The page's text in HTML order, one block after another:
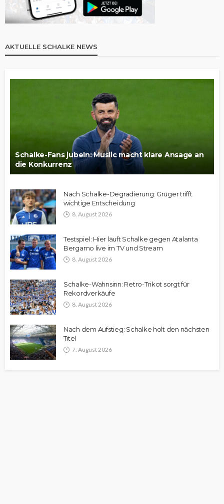
AKTUELLE SCHALKE NEWS
Schalke-Fans jubeln: Muslic macht klare Ansage an
die Konkurrenz
Nach Schalke-Degradierung: Grüger trifft
wichtige Entscheidung
8. August 2026
Testspiel: Hier läuft Schalke gegen Atalanta
Bergamo live im TV und Stream
8. August 2026
Schalke-Wahnsinn: Retro-Trikot sorgt für
Rekordverkäufe
8. August 2026
Nach dem Aufstieg: Schalke holt den nächsten
Titel
7. August 2026